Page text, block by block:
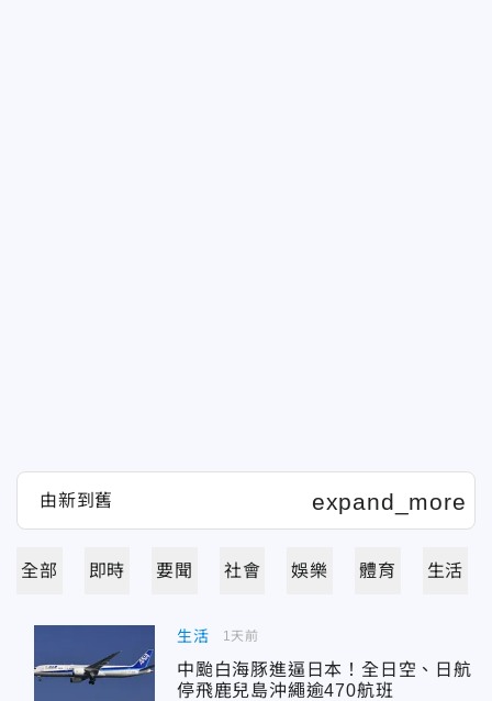
全部 即時 要聞 社會 娛樂 體育 生活
生活
中颱白海豚進逼日本！全日空、日航
停飛鹿兒島沖繩逾470航班
1天前